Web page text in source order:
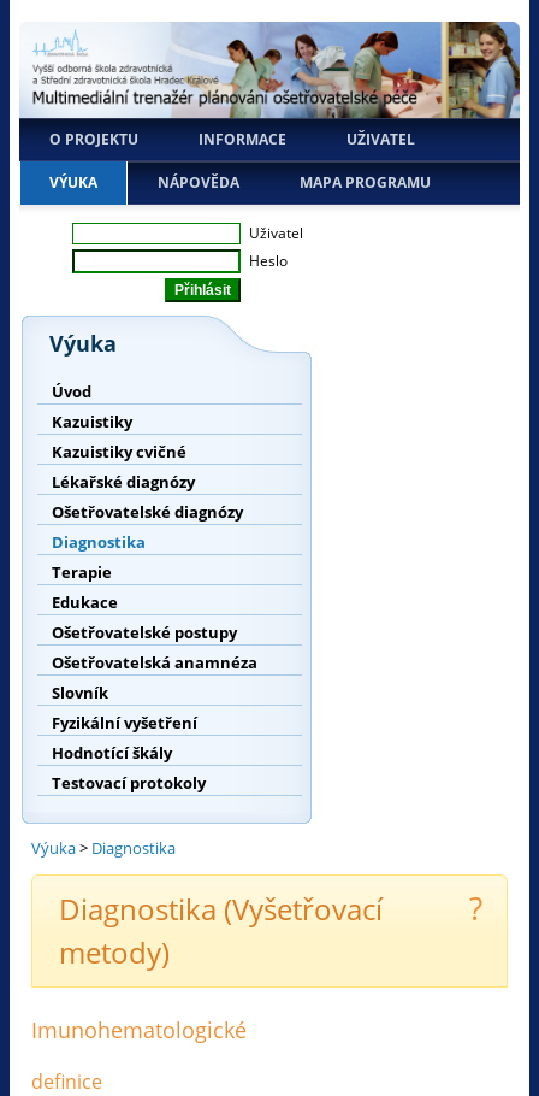
O PROJEKTU INFORMACE UŽIVATEL
VÝUKA NÁPOVĚDA MAPA PROGRAMU
Uživatel
Heslo
Výuka
Úvod
Kazuistiky
Kazuistiky cvičné
Lékařské diagnózy
Ošetřovatelské diagnózy
Diagnostika
Terapie
Edukace
Ošetřovatelské postupy
Ošetřovatelská anamnéza
Slovník
Fyzikální vyšetření
Hodnotící škály
Testovací protokoly
Výuka> Diagnostika
Diagnostika (Vyšetřovací
metody)
?
Imunohematologické
definice